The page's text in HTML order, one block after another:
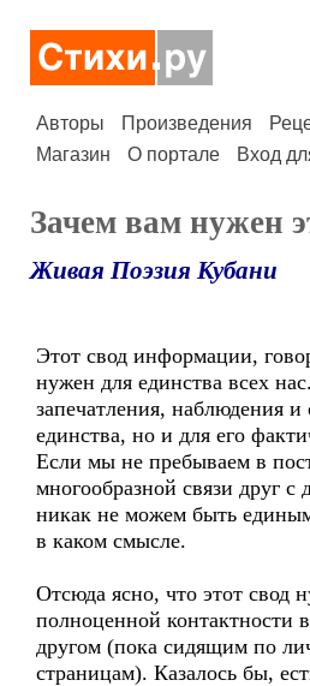
Авторы Произведения
Магазин
О портале Вход
Зачем вам нужен
Живая Поэзия Кубани
Этот свод информации,
нужен для единства всех
запечатления, наблюдения и
единства, но и для его
Если мы не пребываем в
многообразной связи друг с
никак не можем быть
в каком смысле.
Отсюда ясно, что этот свод
полноценной контактности
другом (пока сидящим по
страницам). Казалось бы,